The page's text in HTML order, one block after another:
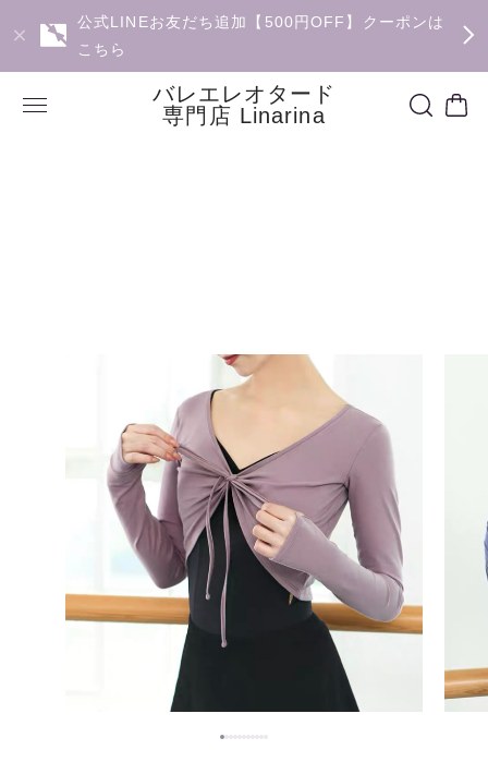
公式LINEお友だち追加【500円OFF】クーポンは
こちら
バレエレオタード
専門店 Linarina